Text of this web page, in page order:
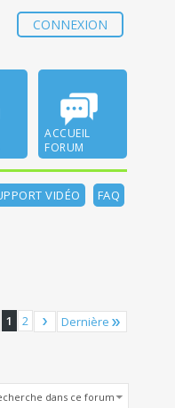
CONNEXION
ACCUEIL
FORUM
VIDÉO FAQ
1 2 Dernière
dans ce forum